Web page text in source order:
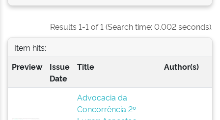
Results 1-1 of 1 (Search time: 0.002 seconds).
Item hits:
Preview
Issue
Date
Title Author(s)
Advocacia da
Concorrência 2º